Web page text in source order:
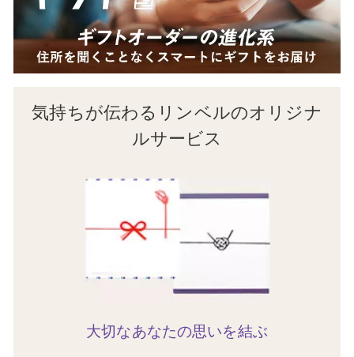
気持ちが伝わるリンベルのオリジナ
ルサービス
大切なあなたの思いを結ぶ